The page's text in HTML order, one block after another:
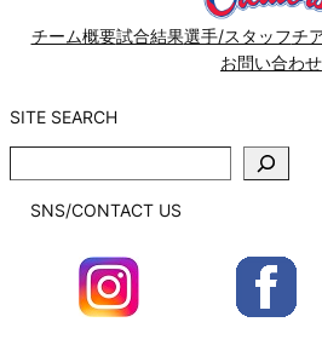
チーム概要試合結果選手/スタッフチ
お問い合わせ
SITE SEARCH
SNS/CONTACT US